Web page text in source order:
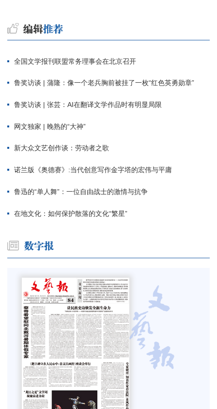
全国文学报刊联盟常务理事会在北京召开
鲁奖访谈 | 蒲隆：像一个老兵胸前被挂了一枚“红色英勇勋章”
鲁奖访谈 | 张芸：AI在翻译文学作品时有明显局限
网文独家 | 晚熟的“大神”
新大众文艺创作谈：劳动者之歌
诺兰版《奥德赛》:当代创意写作金字塔的宏伟与平庸
鲁迅的“单人舞”：一位自由战士的激情与抗争
在地文化：如何保护散落的文化“繁星”